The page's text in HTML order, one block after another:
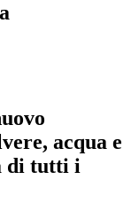
acqua e
di tutti i